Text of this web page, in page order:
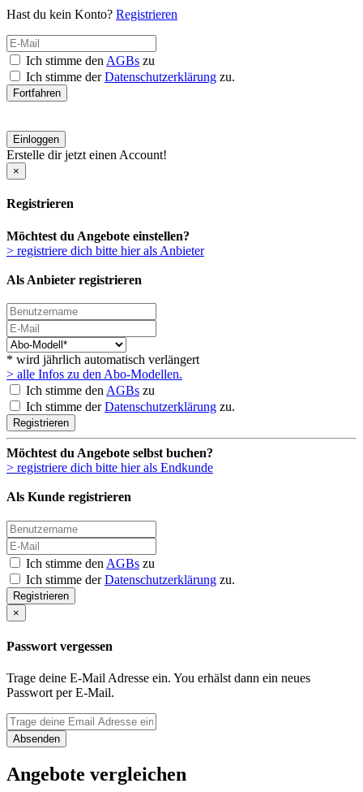
Hast du kein Konto? Registrieren
Ich stimme den AGBs zu
Ich stimme derDatenschutzerklärung zu.
Fortfahren
Einloggen
Erstelle dir jetzt einen Account!
×
Registrieren
Möchtest du Angebote einstellen?
> registriere dich bitte hier als Anbieter
Als Anbieter registrieren
* wird jährlich automatisch verlängert
> alle Infos zu den Abo-Modellen.
Ich stimme denAGBs zu
Ich stimme derDatenschutzerklärung zu.
Registrieren
Möchtest du Angebote selbst buchen?
> registriere dich bitte hier als Endkunde
Als Kunde registrieren
Ich stimme den AGBs zu
Ich stimme derDatenschutzerklärung zu.
Registrieren
×
Passwort vergessen
Trage deine E-Mail Adresse ein. You erhälst dann ein neues
Passwort per E-Mail.
Absenden
Angebote vergleichen